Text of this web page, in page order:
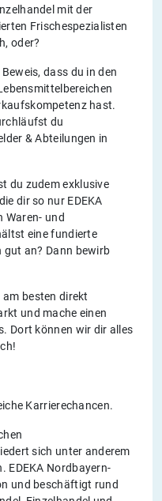
mit der
Frischespezialisten
oder?
dass du in den
hast.
du
& Abteilungen in
du zudem exklusive
dir so nur EDEKA
Waren- und
eine fundierte
an? Dann bewirb
besten direkt
und mache einen
Dort können wir dir alles
Karrierechancen.
sich unter anderem
EDEKA Nordbayern-
und beschäftigt rund